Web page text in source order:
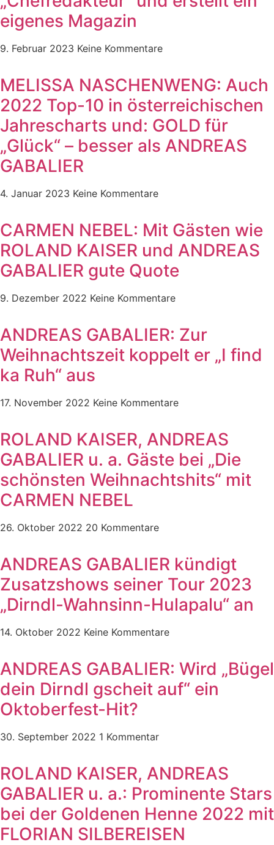
eigenes Magazin
9. Februar 2023 Keine Kommentare
MELISSA NASCHENWENG: Auch
2022 Top-10 in österreichischen
Jahrescharts und: GOLD für
„Glück“ – besser als ANDREAS
GABALIER
4. Januar 2023 Keine Kommentare
CARMEN NEBEL: Mit Gästen wie
ROLAND KAISER und ANDREAS
GABALIER gute Quote
9. Dezember 2022 Keine Kommentare
ANDREAS GABALIER: Zur
Weihnachtszeit koppelt er „I find
ka Ruh“ aus
17. November 2022 Keine Kommentare
ROLAND KAISER, ANDREAS
GABALIER u. a. Gäste bei „Die
schönsten Weihnachtshits“ mit
CARMEN NEBEL
26. Oktober 2022 20 Kommentare
ANDREAS GABALIER kündigt
Zusatzshows seiner Tour 2023
„Dirndl-Wahnsinn-Hulapalu“ an
14. Oktober 2022 Keine Kommentare
ANDREAS GABALIER: Wird „Bügel
dein Dirndl gscheit auf“ ein
Oktoberfest-Hit?
30. September 2022 1 Kommentar
ROLAND KAISER, ANDREAS
GABALIER u. a.: Prominente Stars
bei der Goldenen Henne 2022 mit
FLORIAN SILBEREISEN